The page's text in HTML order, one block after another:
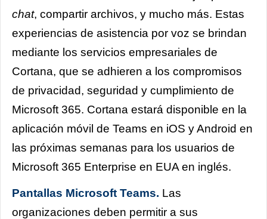
chat, compartir archivos, y mucho más. Estas
experiencias de asistencia por voz se brindan
mediante los servicios empresariales de
Cortana, que se adhieren a los compromisos
de privacidad, seguridad y cumplimiento de
Microsoft 365. Cortana estará disponible en la
aplicación móvil de Teams en iOS y Android en
las próximas semanas para los usuarios de
Microsoft 365 Enterprise en EUA en inglés.
Pantallas Microsoft Teams. Las
organizaciones deben permitir a sus